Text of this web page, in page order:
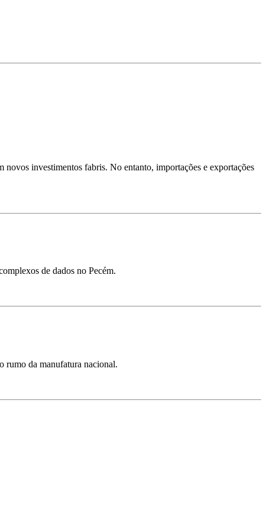
investimentos fabris. No entanto, importações e exportações
de dados no Pecém.
rumo da manufatura nacional.